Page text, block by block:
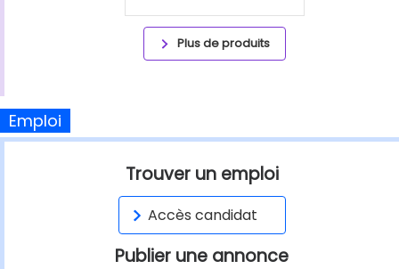
Plus de produits
Emploi
Trouver un emploi
Accès candidat
Publier une annonce